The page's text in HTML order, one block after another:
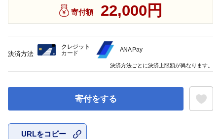
寄付額 22,000円
寄付をする
URLをコピー
決済方法
クレジット
カード
ANA Pay
決済方法ごとに決済上限額が異なります。